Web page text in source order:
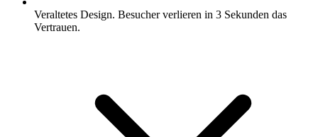
Veraltetes Design. Besucher verlieren in 3 Sekunden das
Vertrauen.